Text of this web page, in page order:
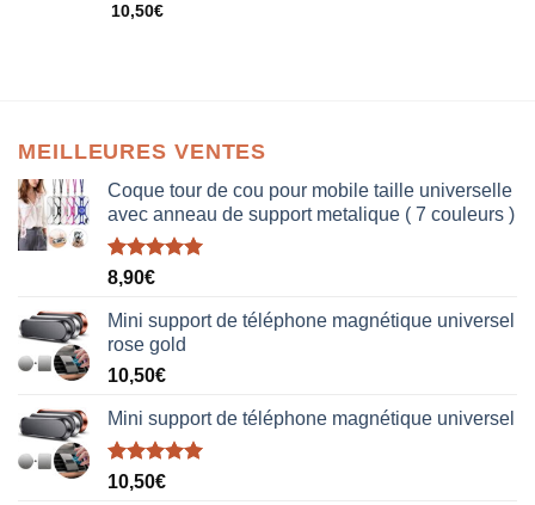
10,50€
MEILLEURES VENTES
Coque tour de cou pour mobile taille universelle
avec anneau de support metalique ( 7 couleurs )
Note5.00
8,90€
Mini support de téléphone magnétique universel
rose gold
10,50€
Mini support de téléphone magnétique universel
Note5.00
10,50€